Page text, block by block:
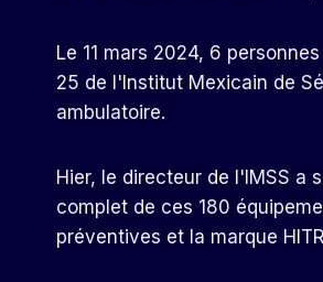
Le 11 mars 2024, 6
25 de l'Institut Mexicain de
ambulatoire.
Hier, le directeur de l'IMSS a
complet de ces 180
préventives et la marque